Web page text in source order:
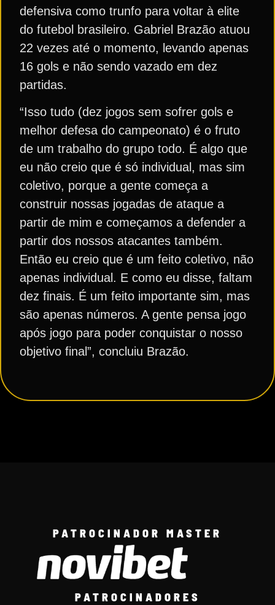
defensiva como trunfo para voltar à elite
do futebol brasileiro. Gabriel Brazão atuou
22 vezes até o momento, levando apenas
16 gols e não sendo vazado em dez
partidas.
“Isso tudo (dez jogos sem sofrer gols e
melhor defesa do campeonato) é o fruto
de um trabalho do grupo todo. É algo que
eu não creio que é só individual, mas sim
coletivo, porque a gente começa a
construir nossas jogadas de ataque a
partir de mim e começamos a defender a
partir dos nossos atacantes também.
Então eu creio que é um feito coletivo, não
apenas individual. E como eu disse, faltam
dez finais. É um feito importante sim, mas
são apenas números. A gente pensa jogo
após jogo para poder conquistar o nosso
objetivo final”, concluiu Brazão.
PATROCINADOR MASTER
PATROCINADORES